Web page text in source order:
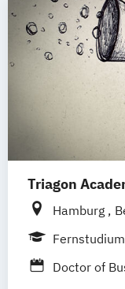
Triagon
Hamburg
Dortmund
Fernstudium
Doctor of